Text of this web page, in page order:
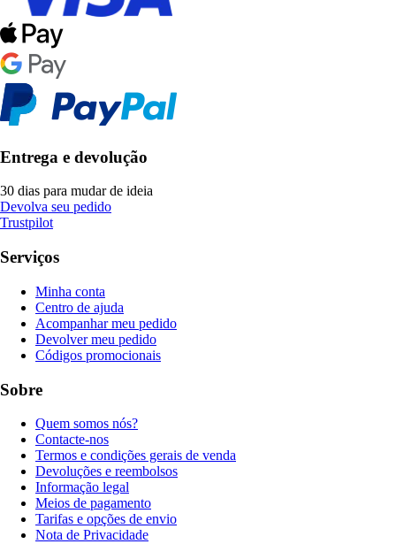
Entrega e devolução
30 dias para mudar de ideia
Devolva seu pedido
Trustpilot
Serviços
Minha conta
Centro de ajuda
Acompanhar meu pedido
Devolver meu pedido
Códigos promocionais
Sobre
Quem somos nós?
Contacte-nos
Termos e condições gerais de venda
Devoluções e reembolsos
Informação legal
Meios de pagamento
Tarifas e opções de envio
Nota de Privacidade